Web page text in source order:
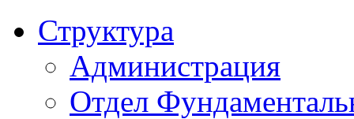
Структура
Администрация
Отдел